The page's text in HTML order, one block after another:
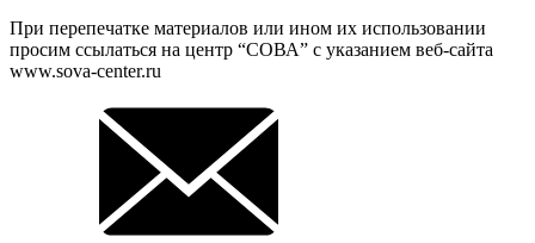
При перепечатке материалов или ином их использовании
просим ссылаться на центр “СОВА” с указанием веб-сайта
www.sova-center.ru